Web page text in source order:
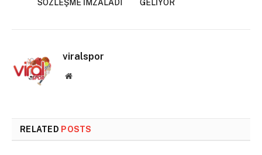
SÖZLEŞME İMZALADI GELİYOR
viralspor
Website
RELATED POSTS